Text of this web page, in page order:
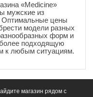
«Medicine»
мужские из
Оптимальные цены
модели разных
форм и
подходящую
к любым ситуациям.
магазин рядом с